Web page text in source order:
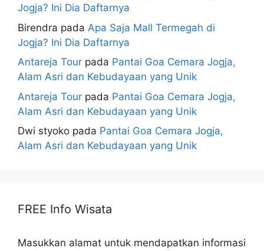
Jogja? Ini Dia Daftarnya
Birendra pada Apa Saja Mall Termegah di
Jogja? Ini Dia Daftarnya
Antareja Tour pada Pantai Goa Cemara Jogja,
Alam Asri dan Kebudayaan yang Unik
Antareja Tour pada Pantai Goa Cemara Jogja,
Alam Asri dan Kebudayaan yang Unik
Dwi styoko pada Pantai Goa Cemara Jogja,
Alam Asri dan Kebudayaan yang Unik
FREE Info Wisata
Masukkan alamat untuk mendapatkan informasi